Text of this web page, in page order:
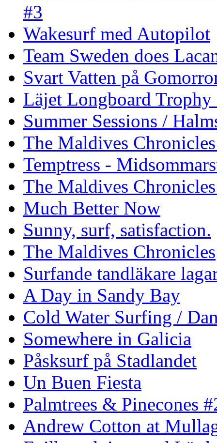
#3
Wakesurf med Autopilot
Team Sweden does
Svart Vatten på
Läjet Longboard
Summer Sessions /
The Maldives
Temptress -
The Maldives
Much Better Now
Sunny, surf, satisfaction.
The Maldives Chronicles
Surfande tandläkare
A Day in Sandy Bay
Cold Water Surfing /
Somewhere in Galicia
Påsksurf på Stadlandet
Un Buen Fiesta
Palmtrees & Pinecones
Andrew Cotton at